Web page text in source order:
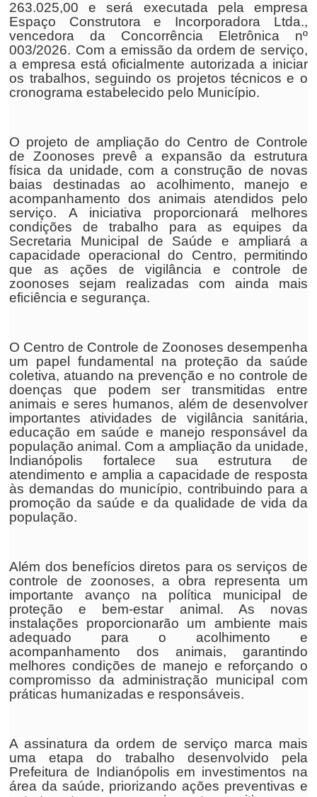
263.025,00 e será executada pela empresa
Espaço Construtora e Incorporadora Ltda.,
vencedora da Concorrência Eletrônica nº
003/2026. Com a emissão da ordem de serviço,
a empresa está oficialmente autorizada a iniciar
os trabalhos, seguindo os projetos técnicos e o
cronograma estabelecido pelo Município.
O projeto de ampliação do Centro de Controle
de Zoonoses prevê a expansão da estrutura
física da unidade, com a construção de novas
baias destinadas ao acolhimento, manejo e
acompanhamento dos animais atendidos pelo
serviço. A iniciativa proporcionará melhores
condições de trabalho para as equipes da
Secretaria Municipal de Saúde e ampliará a
capacidade operacional do Centro, permitindo
que as ações de vigilância e controle de
zoonoses sejam realizadas com ainda mais
eficiência e segurança.
O Centro de Controle de Zoonoses desempenha
um papel fundamental na proteção da saúde
coletiva, atuando na prevenção e no controle de
doenças que podem ser transmitidas entre
animais e seres humanos, além de desenvolver
importantes atividades de vigilância sanitária,
educação em saúde e manejo responsável da
população animal. Com a ampliação da unidade,
Indianópolis fortalece sua estrutura de
atendimento e amplia a capacidade de resposta
às demandas do município, contribuindo para a
promoção da saúde e da qualidade de vida da
população.
Além dos benefícios diretos para os serviços de
controle de zoonoses, a obra representa um
importante avanço na política municipal de
proteção e bem-estar animal. As novas
instalações proporcionarão um ambiente mais
adequado para o acolhimento e
acompanhamento dos animais, garantindo
melhores condições de manejo e reforçando o
compromisso da administração municipal com
práticas humanizadas e responsáveis.
A assinatura da ordem de serviço marca mais
uma etapa do trabalho desenvolvido pela
Prefeitura de Indianópolis em investimentos na
área da saúde, priorizando ações preventivas e